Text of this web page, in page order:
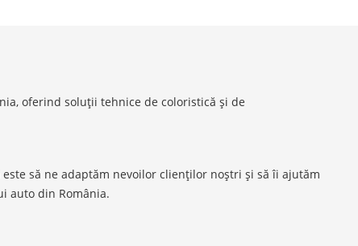
oferind soluții tehnice de coloristică și de
să ne adaptăm nevoilor clienților noștri și să îi ajutăm
auto din România.